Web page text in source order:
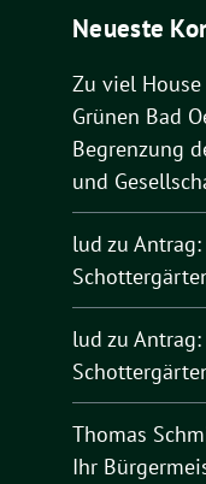
Neueste
Zu viel
Grünen Bad
Begrenzung
und
lud zu
lud zu
Thomas
Ihr